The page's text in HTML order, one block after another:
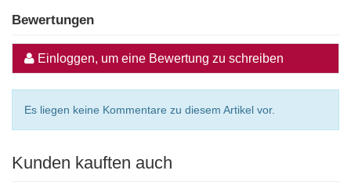
Bewertungen
Einloggen, um eine Bewertung zu schreiben
Es liegen keine Kommentare zu diesem Artikel vor.
Kunden kauften auch